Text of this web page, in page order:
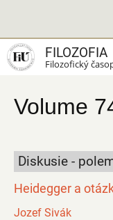
hlavný
obsah
FILOZOFIA
Filozofický
Volume
Diskusie -
Heidegger a
Jozef Sivák